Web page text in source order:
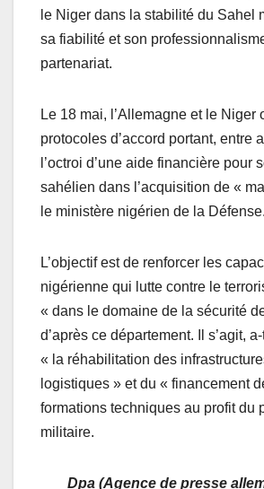
le Niger dans la stabilité du Sahel
sa fiabilité et son
partenariat.
Le 18 mai, l’Allemagne et le Niger
protocoles d’accord portant, entre
l’octroi d’une aide financière pour
sahélien dans l’acquisition de «
le ministère nigérien de la Défense.
L’objectif est de renforcer les
nigérienne qui lutte contre le
« dans le domaine de la sécurité
d’après ce département. Il s’agit,
« la réhabilitation des
logistiques » et du « financement
formations techniques au profit du
militaire.
Dpa (Agence de presse